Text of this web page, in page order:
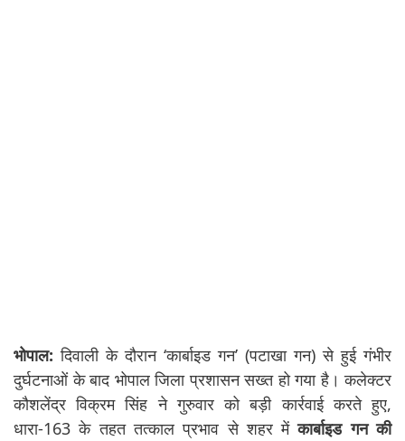
भोपाल: दिवाली के दौरान ‘कार्बाइड गन’ (पटाखा गन) से हुई गंभीर
दुर्घटनाओं के बाद भोपाल जिला प्रशासन सख्त हो गया है। कलेक्टर
कौशलेंद्र विक्रम सिंह ने गुरुवार को बड़ी कार्रवाई करते हुए,
धारा-163 के तहत तत्काल प्रभाव से शहर मेंकार्बाइड गन की